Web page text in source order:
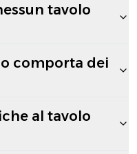
tavolo
comporta dei
al tavolo